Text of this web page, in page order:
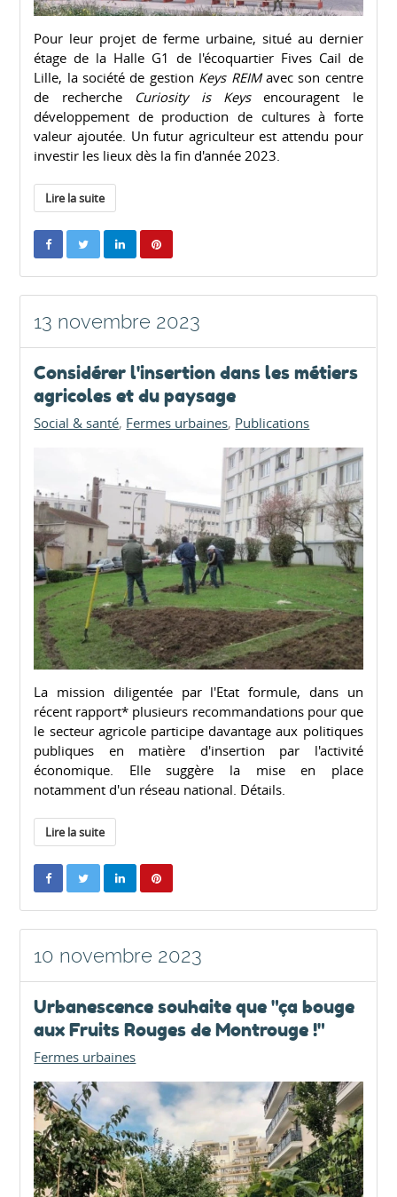
Pour leur projet de ferme urbaine, situé au dernier
étage de la Halle G1 de l'écoquartier Fives Cail de
Lille, la société de gestion Keys REIMavec son centre
de recherche Curiosity is Keysencouragent le
développement de production de cultures à forte
valeur ajoutée. Un futur agriculteur est attendu pour
investir les lieux dès la fin d'année 2023.
Lire la suite
13 novembre 2023
Considérer l'insertion dans les métiers
agricoles et du paysage
Social & santé Fermes urbaines Publications
La mission diligentée par l'Etat formule, dans un
récent rapport* plusieurs recommandations pour que
le secteur agricole participe davantage aux politiques
publiques en matière d'insertion par l'activité
économique. Elle suggère la mise en place
notamment d'un réseau national. Détails.
Lire la suite
10 novembre 2023
Urbanescence souhaite que "ça bouge
aux Fruits Rouges de Montrouge !"
Fermes urbaines